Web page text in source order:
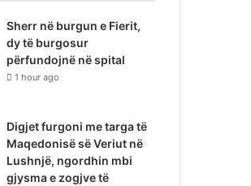
Sherr në burgun e Fierit,
dy të burgosur
përfundojnë në spital
1 hour ago
Digjet furgoni me targa të
Maqedonisë së Veriut në
Lushnjë, ngordhin mbi
gjysma e zogjve të